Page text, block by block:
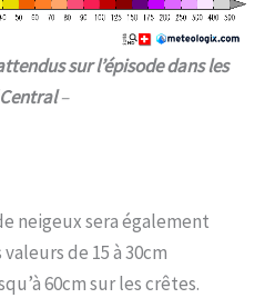
sur l’épisode dans les
–
neigeux sera également
de 15 à 30cm
60cm sur les crêtes.